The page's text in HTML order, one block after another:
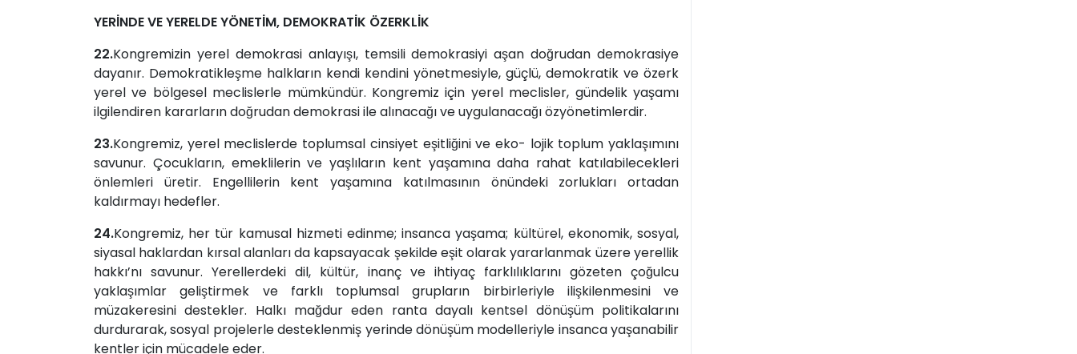
YERİNDE VE YERELDE YÖNETİM, DEMOKRATİK ÖZERKLİK
22.Kongremizin yerel demokrasi anlayışı, temsili demokrasiyi aşan doğrudan demokrasiye
dayanır. Demokratikleşme halkların kendi kendini yönetmesiyle, güçlü, demokratik ve özerk
yerel ve bölgesel meclislerle mümkündür. Kongremiz için yerel meclisler, gündelik yaşamı
ilgilendiren kararların doğrudan demokrasi ile alınacağı ve uygulanacağı özyönetimlerdir.
23.Kongremiz, yerel meclislerde toplumsal cinsiyet eşitliğini ve eko- lojik toplum yaklaşımını
savunur. Çocukların, emeklilerin ve yaşlıların kent yaşamına daha rahat katılabilecekleri
önlemleri üretir. Engellilerin kent yaşamına katılmasının önündeki zorlukları ortadan
kaldırmayı hedefler.
24.Kongremiz, her tür kamusal hizmeti edinme; insanca yaşama; kültürel, ekonomik, sosyal,
siyasal haklardan kırsal alanları da kapsayacak şekilde eşit olarak yararlanmak üzere yerellik
hakkı’nı savunur. Yerellerdeki dil, kültür, inanç ve ihtiyaç farklılıklarını gözeten çoğulcu
yaklaşımlar geliştirmek ve farklı toplumsal grupların birbirleriyle ilişkilenmesini ve
müzakeresini destekler. Halkı mağdur eden ranta dayalı kentsel dönüşüm politikalarını
durdurarak, sosyal projelerle desteklenmiş yerinde dönüşüm modelleriyle insanca yaşanabilir
kentler için mücadele eder.